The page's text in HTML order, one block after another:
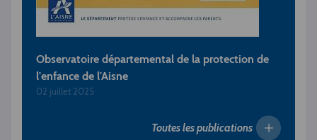
Observatoire départemental de la protection de
l'enfance de l'Aisne
02 juillet 2025
Toutes les publications